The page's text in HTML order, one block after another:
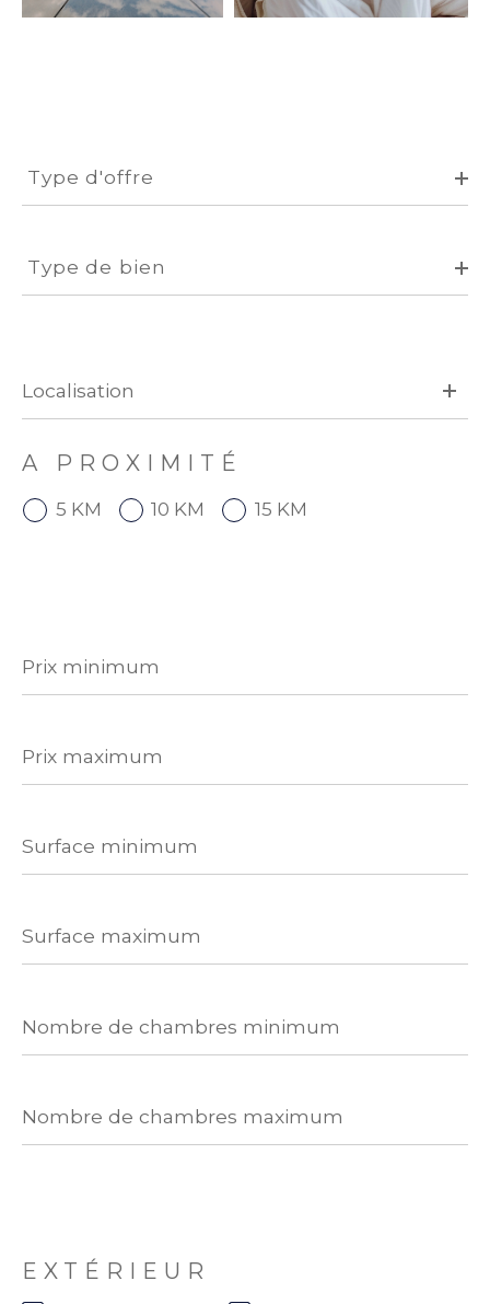
d'offre
Type d'offre
de
bien
Type de bien
A PROXIMITÉ
5 KM 10 KM 15 KM
minimum
maximum
minimum
maximum
de
chambres
minimum
de
chambres
maximum
EXTÉRIEUR